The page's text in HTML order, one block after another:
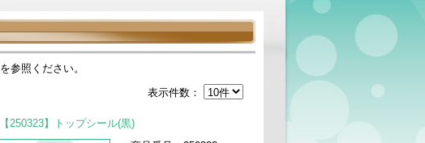
を参照ください。
表示件数：
【250323】トップシール(黒)